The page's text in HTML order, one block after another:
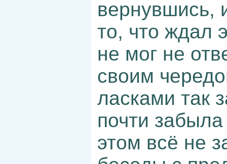
вернувшись,
то, что ждал
не мог не
своим
ласками так
почти
этом всё не